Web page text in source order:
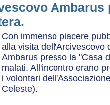
Ambarus
Con immenso piacere
alla visita dell'Arcivescovo
Ambarus presso la "Casa
malati. All'incontro erano
i volontari
Celeste).